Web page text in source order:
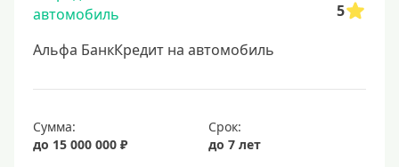
Для бюджетников и госслужащих
Для зарплатных клиентов
Без прописки
5
Альфа БанкКредит на автомобиль
Сумма:
до 15 000 000 ₽
Срок:
до 7 лет